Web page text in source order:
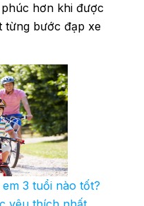
hơn khi được
từng bước đạp xe
3 tuổi nào tốt?